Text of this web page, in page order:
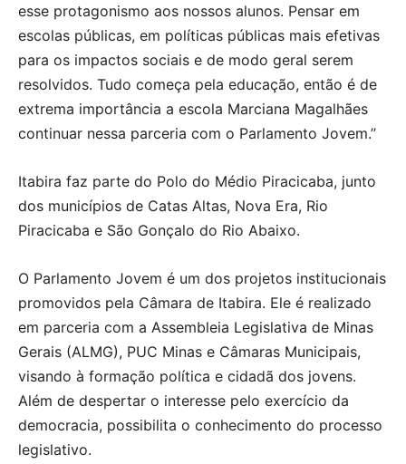
esse protagonismo aos nossos alunos. Pensar em
escolas públicas, em políticas públicas mais efetivas
para os impactos sociais e de modo geral serem
resolvidos. Tudo começa pela educação, então é de
extrema importância a escola Marciana Magalhães
continuar nessa parceria com o Parlamento Jovem.’’
Itabira faz parte do Polo do Médio Piracicaba, junto
dos municípios de Catas Altas, Nova Era, Rio
Piracicaba e São Gonçalo do Rio Abaixo.
O Parlamento Jovem é um dos projetos institucionais
promovidos pela Câmara de Itabira. Ele é realizado
em parceria com a Assembleia Legislativa de Minas
Gerais (ALMG), PUC Minas e Câmaras Municipais,
visando à formação política e cidadã dos jovens.
Além de despertar o interesse pelo exercício da
democracia, possibilita o conhecimento do processo
legislativo.